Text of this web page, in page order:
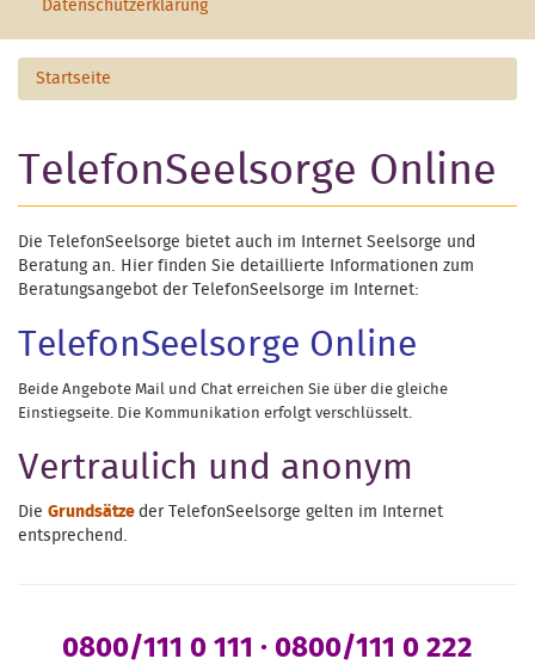
Datenschutzerklärung
Startseite
TelefonSeelsorge Online
Die TelefonSeelsorge bietet auch im Internet Seelsorge und
Beratung an. Hier finden Sie detaillierte Informationen zum
Beratungsangebot der TelefonSeelsorge im Internet:
TelefonSeelsorge Online
Beide Angebote Mail und Chat erreichen Sie über die gleiche
Einstiegseite. Die Kommunikation erfolgt verschlüsselt.
Vertraulich und anonym
Die Grundsätze der TelefonSeelsorge gelten im Internet
entsprechend.
0800/111 0 111 · 0800/111 0 222